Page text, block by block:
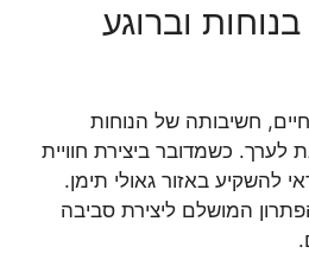
וברוגע
חשיבותה של הנוחות
לערך. כשמדובר ביצירת חוויית
להשקיע באזור גאולי תימן.
המושלם ליצירת סביבה